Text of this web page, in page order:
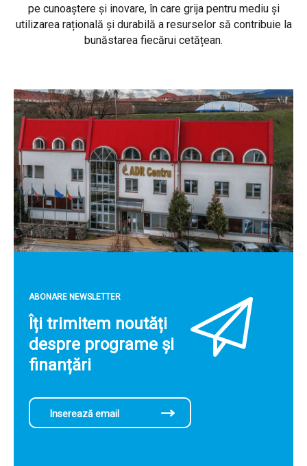
pe cunoaștere și inovare, în care grija pentru mediu și
utilizarea rațională și durabilă a resurselor să contribuie la
bunăstarea fiecărui cetățean.
ABONARE NEWSLETTER
Îți trimitem noutăți
despre programe și
finanțări